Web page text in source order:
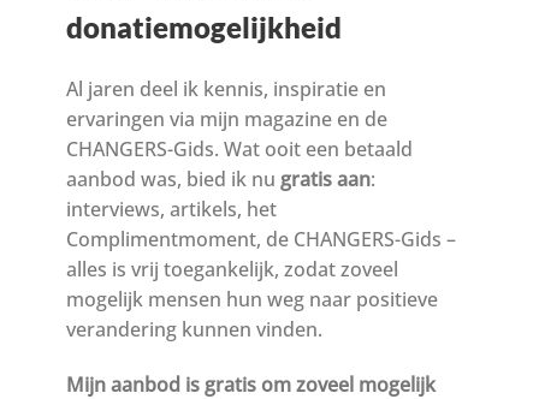
donatiemogelijkheid
Al jaren deel ik kennis, inspiratie en
ervaringen via mijn magazine en de
CHANGERS-Gids. Wat ooit een betaald
aanbod was, bied ik nu gratis aan:
interviews, artikels, het
Complimentmoment, de CHANGERS-Gids –
alles is vrij toegankelijk, zodat zoveel
mogelijk mensen hun weg naar positieve
verandering kunnen vinden.
Mijn aanbod is gratis om zoveel mogelijk